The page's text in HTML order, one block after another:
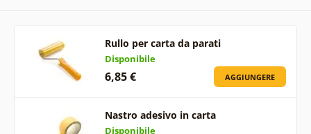
Rullo per carta da parati
Disponibile
6,85 € AGGIUNGERE
Nastro adesivo in carta
Disponibile